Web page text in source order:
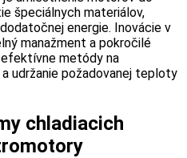
špeciálnych materiálov,
energie. Inovácie v
manažment a pokročilé
efektívne metódy na
udržanie požadovanej teploty
chladiacich